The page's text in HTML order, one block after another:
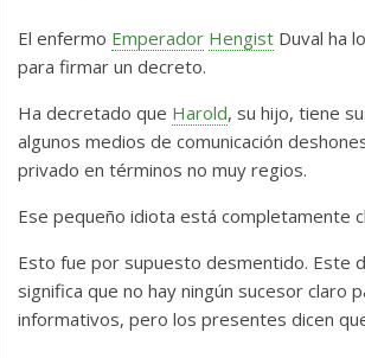
El enfermo Emperador Hengist Duval ha
para firmar un decreto.
Ha decretado que Harold, su hijo, tiene
algunos medios de comunicación
privado en términos no muy regios.
Ese pequeño idiota está completamente
Esto fue por supuesto desmentido. Este
significa que no hay ningún sucesor claro
informativos, pero los presentes dicen
Mayo de 2026